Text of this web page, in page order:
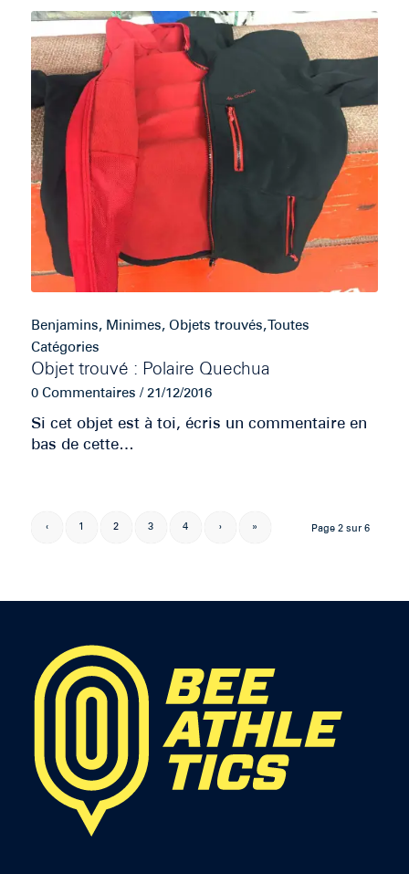
Benjamins, Minimes, Objets trouvés, Toutes
Catégories
Objet trouvé : Polaire Quechua
0 Commentaires / 21/12/2016
Si cet objet est à toi, écris un commentaire en
bas de cette…
Page 2 sur 6
‹ 1 2 3 4 › »